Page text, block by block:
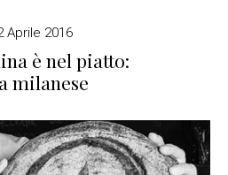
Aprile 2016
è nel piatto:
milanese